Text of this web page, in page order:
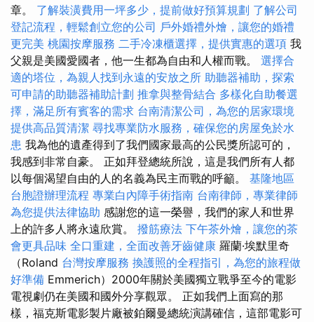
章。 了解裝潢費用一坪多少，提前做好預算規劃 了解公司
登記流程，輕鬆創立您的公司 戶外婚禮外燴，讓您的婚禮
更完美 桃園按摩服務 二手冷凍櫃選擇，提供實惠的選項 我
父親是美國愛國者，他一生都為自由和人權而戰。 選擇合
適的塔位，為親人找到永遠的安放之所 助聽器補助，探索
可申請的助聽器補助計劃 推拿與整骨結合 多樣化自助餐選
擇，滿足所有賓客的需求 台南清潔公司，為您的居家環境
提供高品質清潔 尋找專業防水服務，確保您的房屋免於水
患 我為他的遺產得到了我們國家最高的公民獎所認可的，
我感到非常自豪。 正如拜登總統所說，這是我們所有人都
以每個渴望自由的人的名義為民主而戰的呼籲。 基隆地區
台胞證辦理流程 專業白內障手術指南 台南律師，專業律師
為您提供法律協助 感謝您的這一榮譽，我們的家人和世界
上的許多人將永遠欣賞。 撥筋療法 下午茶外燴，讓您的茶
會更具品味 全口重建，全面改善牙齒健康 羅蘭·埃默里奇
（Roland 台灣按摩服務 換護照的全程指引，為您的旅程做
好準備 Emmerich）2000年關於美國獨立戰爭至今的電影
電視劇仍在美國和國外分享觀眾。 正如我們上面寫的那
樣，福克斯電影製片廠被鉑爾曼總統演講確信，這部電影可